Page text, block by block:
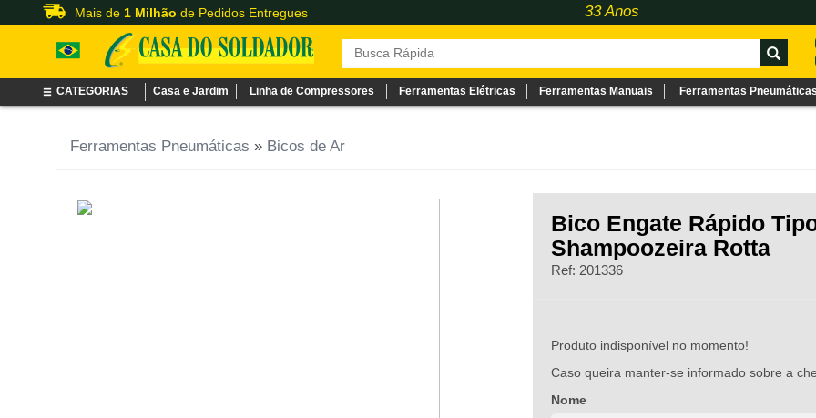
Mais de 1 Milhão de Pedidos Entregues 33 Anos
CATEGORIAS Casa e Jardim Linha de Compressores Ferramentas Elétricas Ferramentas Manuais Ferramentas Pneumáticas
Ferramentas Pneumáticas » Bicos de Ar
Bico Engate Rápido
Shampoozeira Rotta
Ref: 201336
Produto indisponível no momento!
Caso queira manter-se informado sobre a
Nome